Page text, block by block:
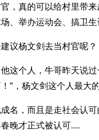
，真的可以给村里带
、举办运动会、搞卫生
议杨文剑去当村官呢？
这个人，牛哥昨天说
”，杨文剑这个人最大
名，而且是走社会认
晚才正式被认可……